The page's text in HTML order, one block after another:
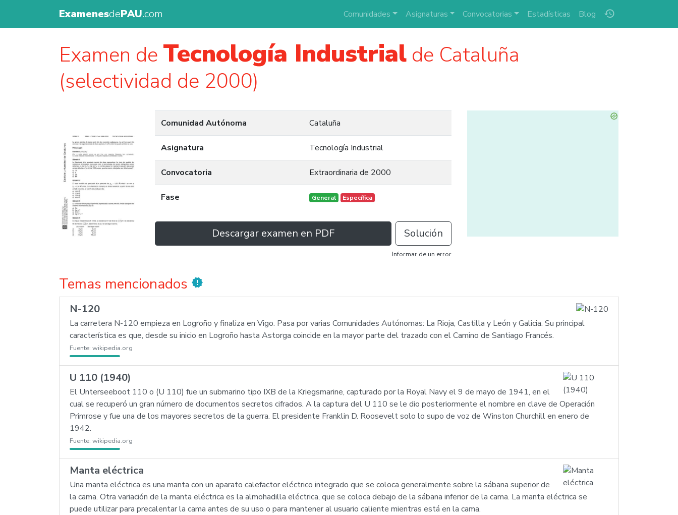
ExamenesdePAU.com history
Comunidades Asignaturas Convocatorias Estadísticas Blog
Examen de Tecnología Industrial de Cataluña
(selectividad de 2000)
Comunidad Autónoma Cataluña
Asignatura Tecnología Industrial
Convocatoria Extraordinaria de 2000
Fase General Específica
Descargar examen en PDF Solución
Informar de un error
Temas mencionados new_releases
N-120
La carretera N-120 empieza en Logroño y finaliza en Vigo. Pasa por varias Comunidades Autónomas: La Rioja, Castilla y León y Galicia. Su principal
característica es que, desde su inicio en Logroño hasta Astorga coincide en la mayor parte del trazado con el Camino de Santiago Francés.
Fuente: wikipedia.org
U 110 (1940)
El Unterseeboot 110 o (U 110) fue un submarino tipo IXB de la Kriegsmarine, capturado por la Royal Navy el 9 de mayo de 1941, en el
cual se recuperó un gran número de documentos secretos cifrados. A la captura del U 110 se le dio posteriormente el nombre en clave de Operación
Primrose y fue una de los mayores secretos de la guerra. El presidente Franklin D. Roosevelt solo lo supo de voz de Winston Churchill en enero de
1942.
Fuente: wikipedia.org
Manta eléctrica
Una manta eléctrica es una manta con un aparato calefactor eléctrico integrado que se coloca generalmente sobre la sábana superior de
la cama. Otra variación de la manta eléctrica es la almohadilla eléctrica, que se coloca debajo de la sábana inferior de la cama. La manta eléctrica se
puede utilizar para precalentar la cama antes de su uso o para mantener al usuario caliente mientras está en la cama.